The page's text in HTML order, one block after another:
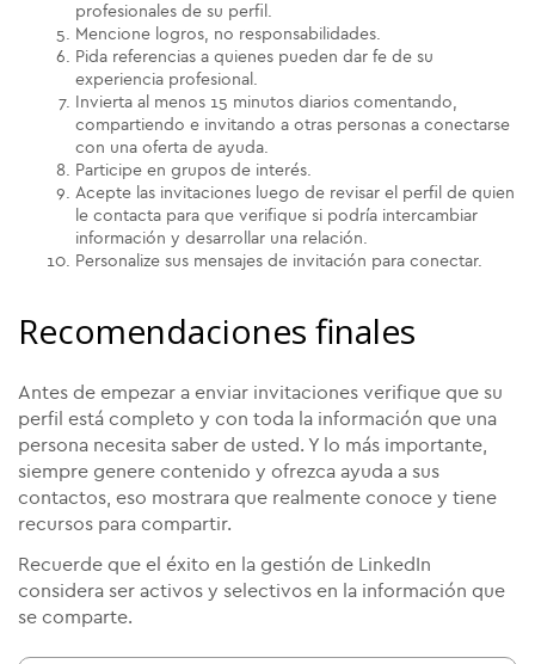
profesionales de su perfil.
Mencione logros, no responsabilidades.
Pida referencias a quienes pueden dar fe de su
experiencia profesional.
Invierta al menos 15 minutos diarios comentando,
compartiendo e invitando a otras personas a conectarse
con una oferta de ayuda.
Participe en grupos de interés.
Acepte las invitaciones luego de revisar el perfil de quien
le contacta para que verifique si podría intercambiar
información y desarrollar una relación.
Personalize sus mensajes de invitación para conectar.
Recomendaciones finales
Antes de empezar a enviar invitaciones verifique que su
perfil está completo y con toda la información que una
persona necesita saber de usted. Y lo más importante,
siempre genere contenido y ofrezca ayuda a sus
contactos, eso mostrara que realmente conoce y tiene
recursos para compartir.
Recuerde que el éxito en la gestión de LinkedIn
considera ser activos y selectivos en la información que
se comparte.